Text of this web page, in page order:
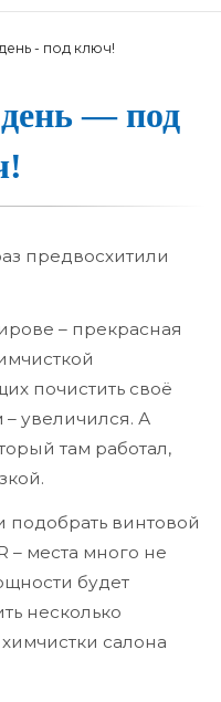
- под ключ!
— под
предвосхитили
– прекрасная
почистить своё
увеличился. А
там работал,
винтовой
– места много не
будет
несколько
салона